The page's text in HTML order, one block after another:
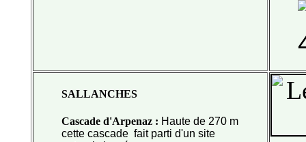
SALLANCHES
Cascade d'Arpenaz : Haute de 270 m
cette cascade fait parti d'un site